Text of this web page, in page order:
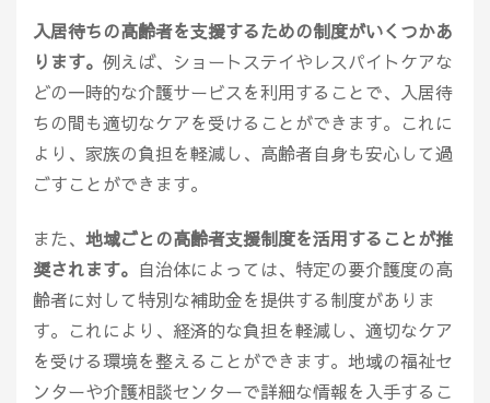
入居待ちの高齢者を支援するための制度がいくつかあ
ります。 例えば、ショートステイやレスパイトケアな
どの一時的な介護サービスを利用することで、入居待
ちの間も適切なケアを受けることができます。これに
より、家族の負担を軽減し、高齢者自身も安心して過
ごすことができます。
また、 地域ごとの高齢者支援制度を活用することが推
奨されます。 自治体によっては、特定の要介護度の高
齢者に対して特別な補助金を提供する制度がありま
す。これにより、経済的な負担を軽減し、適切なケア
を受ける環境を整えることができます。地域の福祉セ
ンターや介護相談センターで詳細な情報を入手するこ